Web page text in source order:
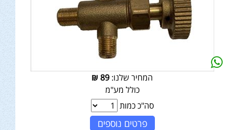
המחיר שלנו: 89
₪
כולל מע"מ
סה"כ כמות
פרטים נוספים